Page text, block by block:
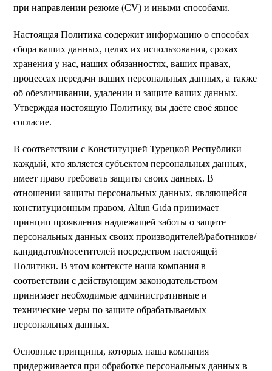
при направлении резюме (CV) и иными способами.
Настоящая Политика содержит информацию о способах
сбора ваших данных, целях их использования, сроках
хранения у нас, наших обязанностях, ваших правах,
процессах передачи ваших персональных данных, а также
об обезличивании, удалении и защите ваших данных.
Утверждая настоящую Политику, вы даёте своё явное
согласие.
В соответствии с Конституцией Турецкой Республики
каждый, кто является субъектом персональных данных,
имеет право требовать защиты своих данных. В
отношении защиты персональных данных, являющейся
конституционным правом, Altun Gıda принимает
принцип проявления надлежащей заботы о защите
персональных данных своих производителей/работников/
кандидатов/посетителей посредством настоящей
Политики. В этом контексте наша компания в
соответствии с действующим законодательством
принимает необходимые административные и
технические меры по защите обрабатываемых
персональных данных.
Основные принципы, которых наша компания
придерживается при обработке персональных данных в